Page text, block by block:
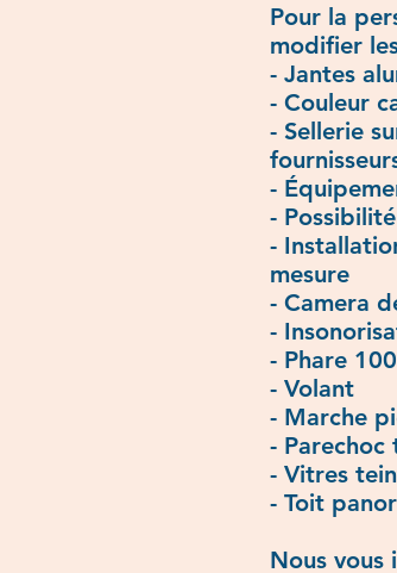
Pour la
modifier
- Jantes
- Couleur
- Sellerie
-
-
-
mesure
- Camera
-
- Phare
- Volant
- Marche
- Parechoc
- Vitres
- Toit
Nous vous